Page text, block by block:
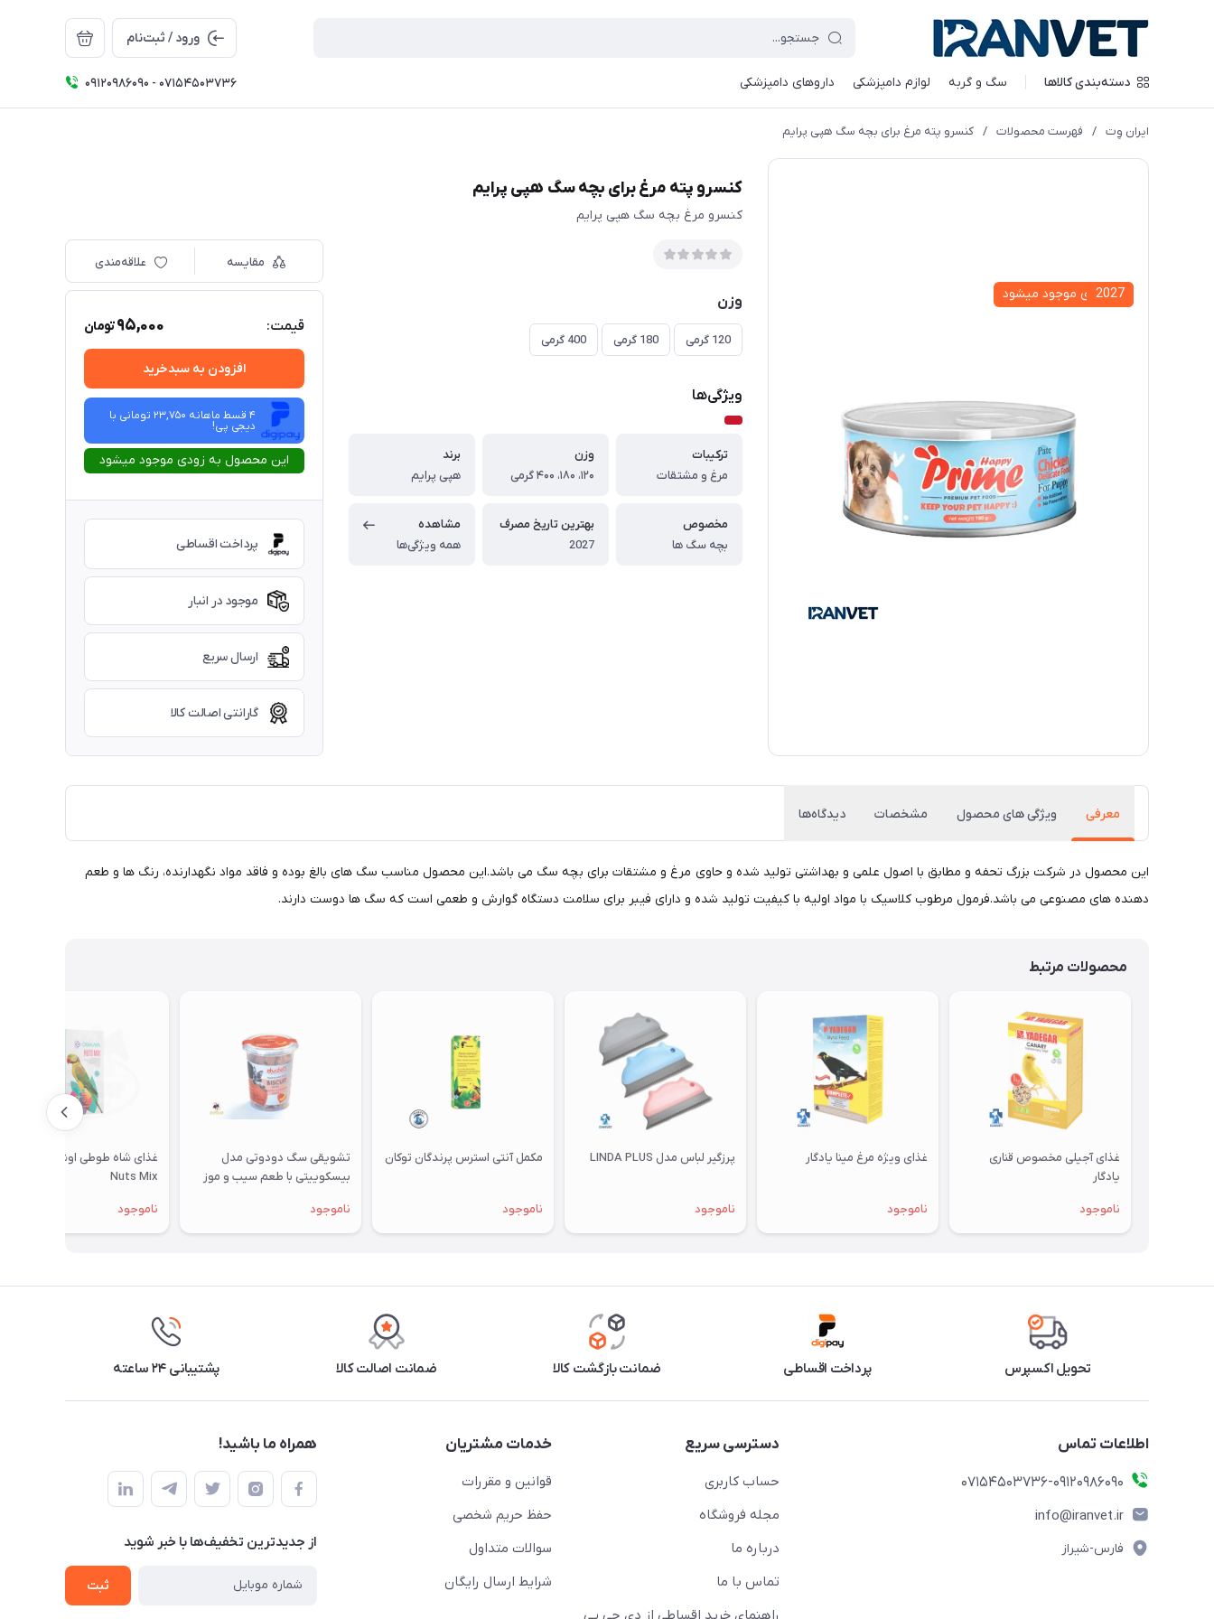
ورود / ثبت‌نام
دسته‌بندی کالاها سگ و گربه لوازم دامپزشکی داروهای دامپزشکی 09120986090 - 07154503736
ایران وِت / فهرست محصولات / کنسرو پته مرغ برای بچه سگ هپی پرایم
به زودی موجود میشود
2027
کنسرو پته مرغ برای بچه سگ هپی پرایم
کنسرو مرغ بچه سگ هپی پرایم
وزن
120 گرمی 180 گرمی 400 گرمی
ویژگی‌ها
ترکیبات
مرغ و مشتقات
وزن
۱۲۰، ۱۸۰، ۴۰۰ گرمی
برند
هپی پرایم
مخصوص
بچه سگ ها
بهترین تاریخ مصرف
2027
مشاهده
همه ویژگی‌ها
مقایسه علاقه‌مندی
قیمت: 95,000تومان
افزودن به سبدخرید
4 قسط ماهانه 23,750 تومانی با
دیجی ‌پی!
این محصول به زودی موجود میشود
پرداخت اقساطی
موجود در انبار
ارسال سریع
گارانتی اصالت کالا
معرفی ویژگی های محصول مشخصات دیدگاه‌ها
این محصول در شرکت بزرگ تحفه و مطابق با اصول علمی و بهداشتی تولید شده و حاوی مرغ و مشتقات برای بچه سگ می باشد.این محصول مناسب سگ های بالغ بوده و فاقد مواد نگهدارنده، رنگ ها و طعم
دهنده های مصنوعی می باشد.فرمول مرطوب کلاسیک با مواد اولیه با کیفیت تولید شده و دارای فیبر برای سلامت دستگاه گوارش و طعمی است که سگ ها دوست دارند.
محصولات مرتبط
غذای آجیلی مخصوص قناری
یادگار
ناموجود
غذای ویژه مرغ مینا یادگار
ناموجود
پرزگیر لباس مدل LINDA PLUS
ناموجود
مکمل آنتی استرس پرندگان توکان
ناموجود
تشویقی سگ دودوتی مدل
بیسکوییتی با طعم سیب و موز
ناموجود
غذای شاه طوطی اوشکایا مدل
Nuts Mix
ناموجود
تحویل اکسپرس پرداخت اقساطی ضمانت بازگشت کالا ضمانت اصالت کالا پشتیبانی ۲۴ ساعته
اطلاعات تماس
07154503736-09120986090
info@iranvet.ir
فارس-شیراز
دسترسی سریع
حساب کاربری
مجله فروشگاه
درباره ما
تماس با ما
راهنمای خرید اقساطی از دی جی پی
خدمات مشتریان
قوانین و مقررات
حفظ حریم شخصی
سوالات متداول
شرایط ارسال رایگان
همراه ما باشید!
از جدید‌ترین تخفیف‌ها با‌ خبر شوید
ثبت